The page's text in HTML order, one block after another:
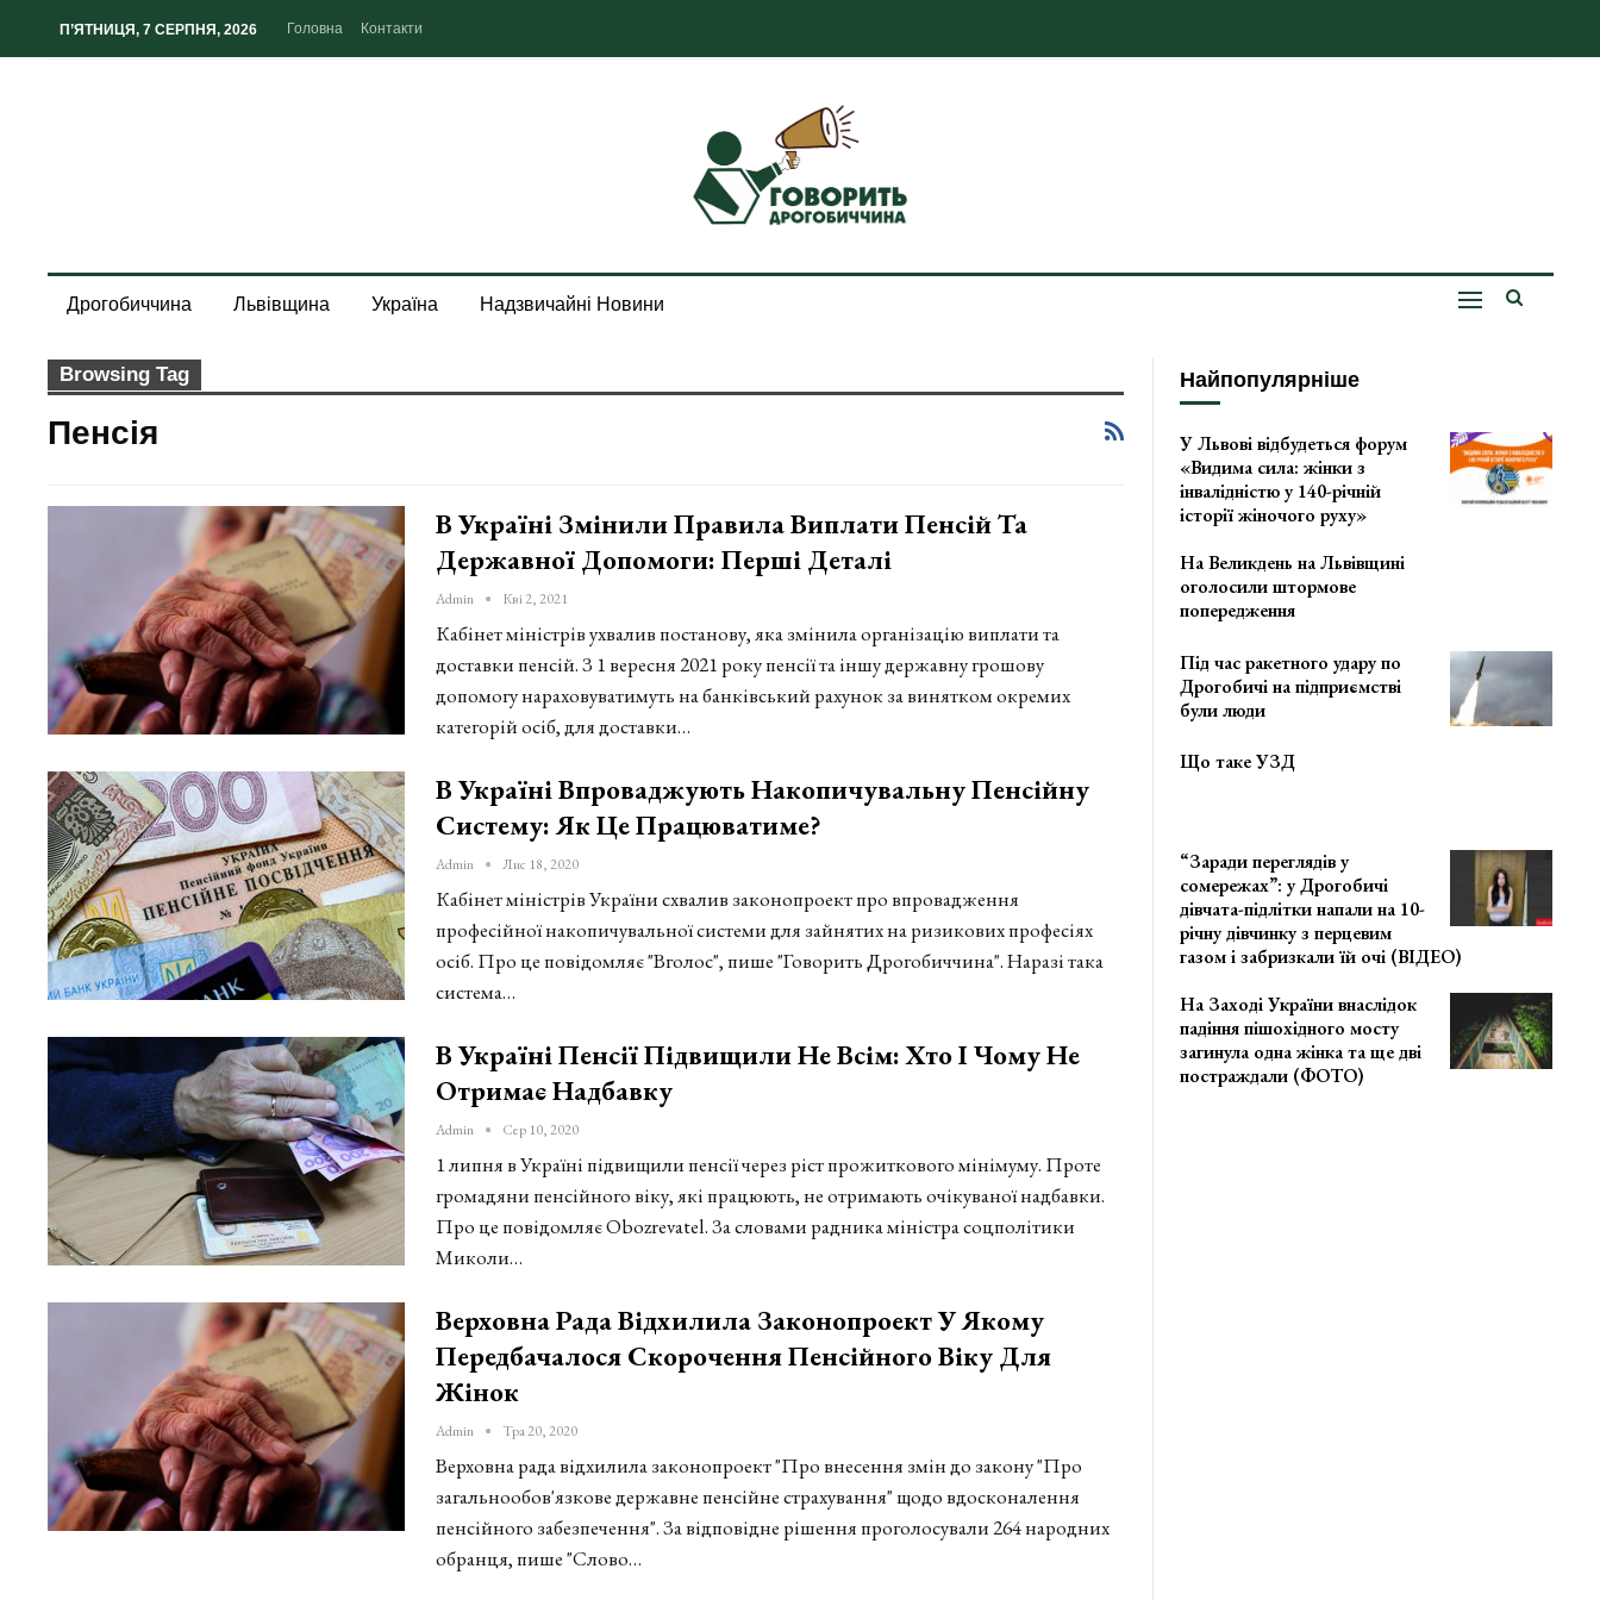
П’ЯТНИЦЯ, 7 СЕРПНЯ, 2026 Головна Контакти
Дрогобиччина Львівщина Україна Надзвичайні Новини
Browsing Tag
Пенсія
В Україні Змінили Правила Виплати Пенсій Та
Державної Допомоги: Перші Деталі
Admin Кві 2, 2021
Кабінет міністрів ухвалив постанову, яка змінила організацію виплати та
доставки пенсій. З 1 вересня 2021 року пенсії та іншу державну грошову
допомогу нараховуватимуть на банківський рахунок за винятком окремих
категорій осіб, для доставки…
В Україні Впроваджують Накопичувальну Пенсійну
Систему: Як Це Працюватиме?
Admin Лис 18, 2020
Кабінет міністрів України схвалив законопроект про впровадження
професійної накопичувальної системи для зайнятих на ризикових професіях
осіб. Про це повідомляє "Вголос", пише "Говорить Дрогобиччина". Наразі така
система…
В Україні Пенсії Підвищили Не Всім: Хто І Чому Не
Отримає Надбавку
Admin Сер 10, 2020
1 липня в Україні підвищили пенсії через ріст прожиткового мінімуму. Проте
громадяни пенсійного віку, які працюють, не отримають очікуваної надбавки.
Про це повідомляє Obozrevatel. За словами радника міністра соцполітики
Миколи…
Верховна Рада Відхилила Законопроект У Якому
Передбачалося Скорочення Пенсійного Віку Для
Жінок
Admin Тра 20, 2020
Верховна рада відхилила законопроект "Про внесення змін до закону "Про
загальнообов'язкове державне пенсійне страхування" щодо вдосконалення
пенсійного забезпечення". За відповідне рішення проголосували 264 народних
обранця, пише "Слово…
Найпопулярніше
У Львові відбудеться форум
«Видима сила: жінки з
інвалідністю у 140-річній
історії жіночого руху»
На Великдень на Львівщині
оголосили штормове
попередження
Під час ракетного удару по
Дрогобичі на підприємстві
були люди
Що таке УЗД
“Заради переглядів у
сомережах”: у Дрогобичі
дівчата-підлітки напали на 10-
річну дівчинку з перцевим
газом і забризкали їй очі (ВІДЕО)
На Заході України внаслідок
падіння пішохідного мосту
загинула одна жінка та ще дві
постраждали (ФОТО)